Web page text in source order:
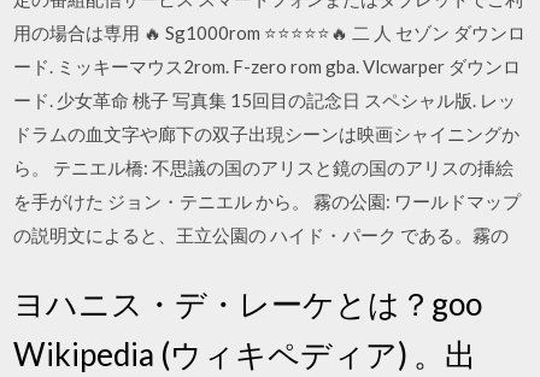
用の場合は専用 🔥 Sg1000rom ⭐⭐⭐⭐⭐🔥 二 人 セゾン ダウンロ
ード. ミッキーマウス2rom. F-zero rom gba. Vlcwarper ダウンロ
ード. 少女革命 桃子 写真集 15回目の記念日 スペシャル版. レッ
ドラムの血文字や廊下の双子出現シーンは映画シャイニングか
ら。 テニエル橋: 不思議の国のアリスと鏡の国のアリスの挿絵
を手がけた ジョン・テニエル から。 霧の公園: ワールドマップ
の説明文によると、王立公園の ハイド・パーク である。霧の
ヨハニス・デ・レーケとは？goo
Wikipedia (ウィキペディア) 。出